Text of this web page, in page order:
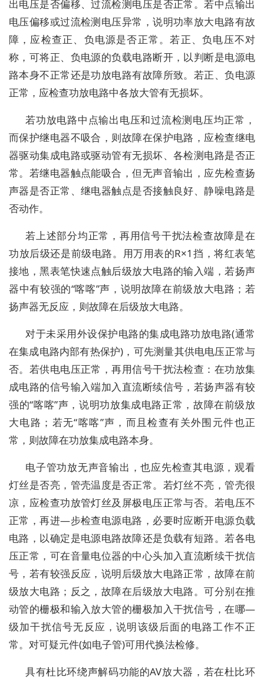
出电压是否偏移、过流检测电压是否正常。若中点输出
电压偏移或过流检测电压异常，说明功率放大电路有故
障，应检查正、负电源是否正常。若正、负电压不对
称，可将正、负电源的负载电路断开，以判断是电源电
路本身不正常还是功放电路有故障所致。若正、负电源
正常，应检查功放电路中各放大管有无损坏。
若功放电路中点输出电压和过流检测电压均正常，
而保护继电器不吸合，则故障在保护电路，应检查继电
器驱动集成电路或驱动管有无损坏、各检测电路是否正
常。若继电器触点能吸合，但无声音输出，应先检查扬
声器是否正常、继电器触点是否接触良好、静噪电路是
否动作。
若上述部分均正常，再用信号干扰法检查故障是在
功放后级还是前级电路。用万用表的R×1挡，将红表笔
接地，黑表笔快速点触后级放大电路的输入端，若扬声
器中有较强的“喀喀”声，说明故障在前级放大电路；若
扬声器无反应，则故障在后级放大电路。
对于未采用外设保护电路的集成电路功放电路(通常
在集成电路内部有热保护)，可先测量其供电电压正常与
否。若供电电压正常，再用信号干扰法检查：在功放集
成电路的信号输入端加入直流断续信号，若扬声器有较
强的“喀喀”声，说明功放集成电路正常，故障在前级放
大电路；若无“喀喀”声，而且检查有关外围元件也正
常，则故障在功放集成电路本身。
电子管功放无声音输出，也应先检查其电源，观看
灯丝是否亮，管壳温度是否正常。若灯丝不亮，管壳很
凉，应检查功放管灯丝及屏极电压正常与否。若电压不
正常，再进—步检查电源电路，必要时应断开电源负载
电路，以确定是电源电路故障还是负载有短路。若各电
压正常，可在音量电位器的中心头加入直流断续干扰信
号，若有较强反应，说明后级放大电路正常，故障在前
级放大电路；反之，故障在后级放大电路。可分别在推
动管的栅极和输入放大管的栅极加入干扰信号，在哪—
级加干扰信号无反应，说明该级后面的电路工作不正
常。对可疑元件(如电子管)可用代换法检修。
具有杜比环绕声解码功能的AV放大器，若在杜比环